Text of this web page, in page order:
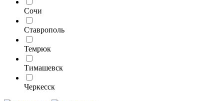
Сочи
Ставрополь
Темрюк
Тимашевск
Черкесск